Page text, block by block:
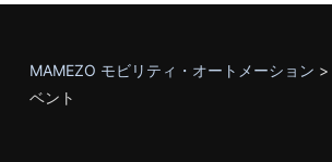
MAMEZO モビリティ・オートメーション >
ベント